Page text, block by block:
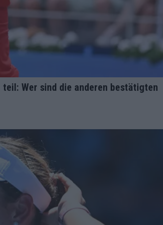
teil: Wer sind die anderen bestätigten